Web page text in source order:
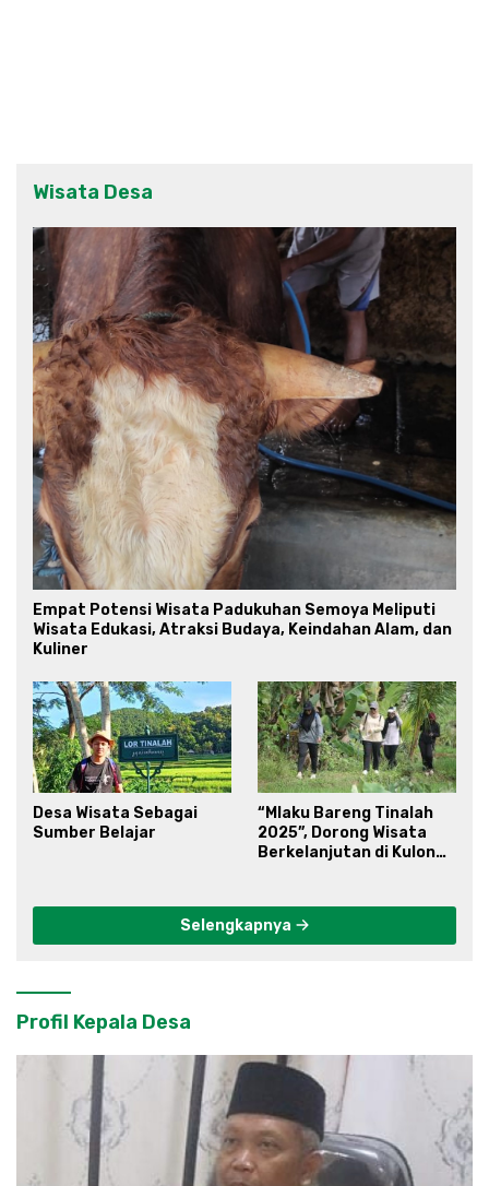
Wisata Desa
Empat Potensi Wisata Padukuhan Semoya Meliputi
Wisata Edukasi, Atraksi Budaya, Keindahan Alam, dan
Kuliner
Desa Wisata Sebagai
Sumber Belajar
“Mlaku Bareng Tinalah
2025”, Dorong Wisata
Berkelanjutan di Kulon
Selengkapnya
Profil Kepala Desa